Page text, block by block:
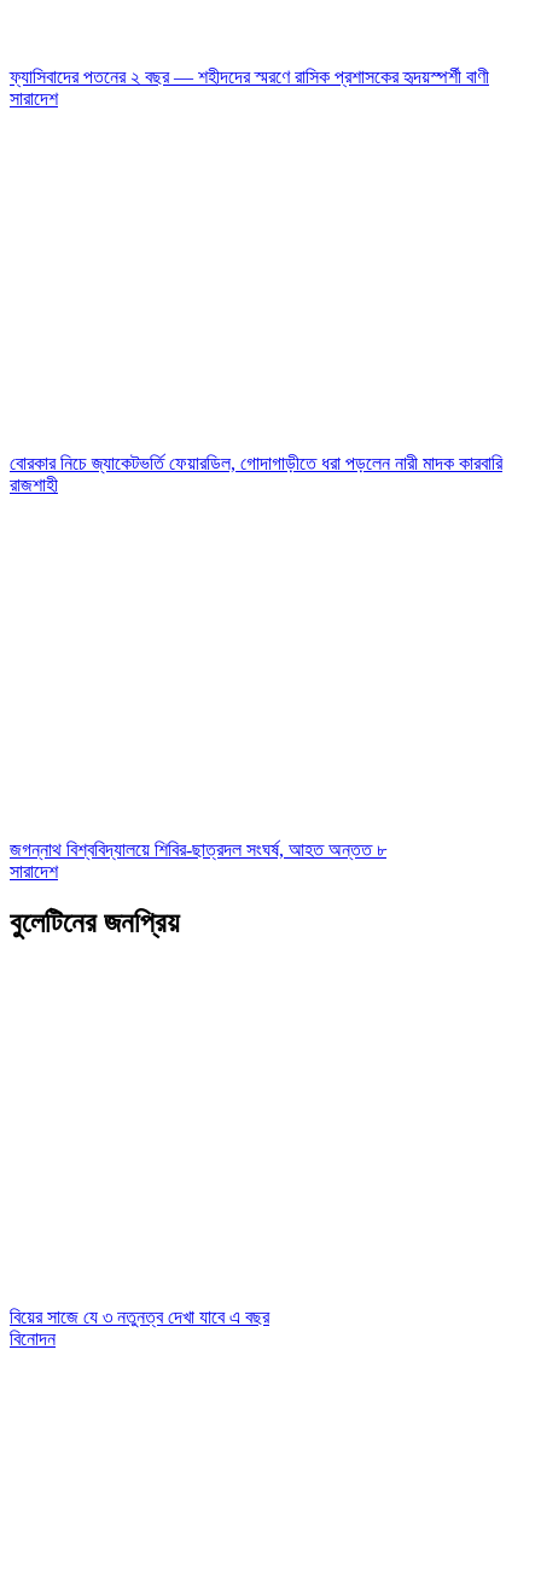
ফ্যাসিবাদের পতনের ২ বছর — শহীদদের স্মরণে রাসিক প্রশাসকের হৃদয়স্পর্শী বাণী
সারাদেশ
বোরকার নিচে জ্যাকেটভর্তি ফেয়ারডিল, গোদাগাড়ীতে ধরা পড়লেন নারী মাদক কারবারি
রাজশাহী
জগন্নাথ বিশ্ববিদ্যালয়ে শিবির-ছাত্রদল সংঘর্ষ, আহত অন্তত ৮
সারাদেশ
বুলেটিনের জনপ্রিয়
বিয়ের সাজে যে ৩ নতুনত্ব দেখা যাবে এ বছর
বিনোদন